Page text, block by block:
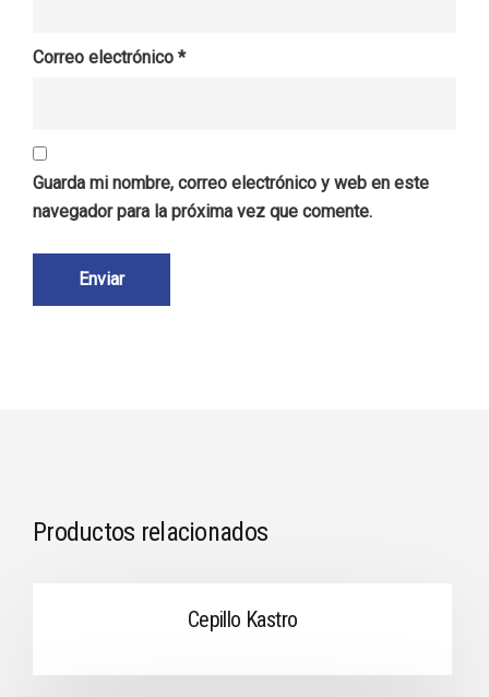
Correo electrónico *
Guarda mi nombre, correo electrónico y web en este
navegador para la próxima vez que comente.
Productos relacionados
Cepillo Kastro